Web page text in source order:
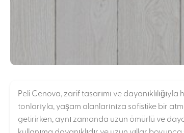
Peli Cenova, zarif tasarımı ve
tonlarıyla, yaşam alanlarınıza sofistike bir
getirirken, aynı zamanda uzun ömürlü ve